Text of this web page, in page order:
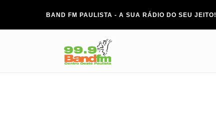
BAND FM PAULISTA - A SUA RÁDIO DO SEU JEITO!